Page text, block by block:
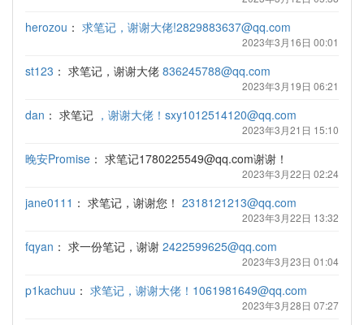
herozou ： 求笔记，谢谢大佬!2829883637@qq.com
2023年3月16日 00:01
st123 ： 求笔记，谢谢大佬 836245788@qq.com
2023年3月19日 06:21
dan ： 求笔记 ，谢谢大佬！sxy1012514120@qq.com
2023年3月21日 15:10
晚安Promise ： 求笔记1780225549@qq.com谢谢！
2023年3月22日 02:24
jane0111 ： 求笔记，谢谢您！ 2318121213@qq.com
2023年3月22日 13:32
fqyan ： 求一份笔记，谢谢 2422599625@qq.com
2023年3月23日 01:04
p1kachuu ： 求笔记，谢谢大佬！1061981649@qq.com
2023年3月28日 07:27